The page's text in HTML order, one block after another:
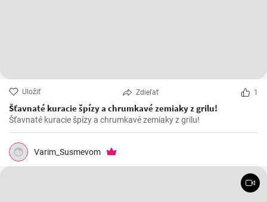
Uložiť Zdieľať 1
Šťavnaté kuracie špízy a chrumkavé zemiaky z grilu!
Šťavnaté kuracie špízy a chrumkavé zemiaky z grilu!
Varim_Susmevom